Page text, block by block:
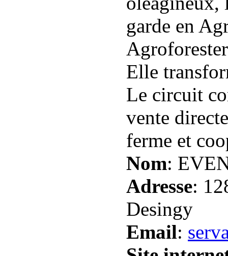
garde en
Elle
Le circuit
vente
ferme et
Nom:
Adresse:
Desingy
Email: